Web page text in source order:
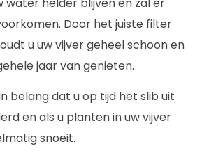
Door het juiste filter
u uw vijver geheel schoon en
jaar van genieten.
belang dat u op tijd het slib uit
en als u planten in uw vijver
snoeit.